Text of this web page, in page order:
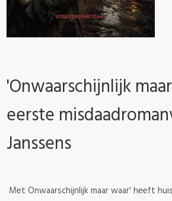
'Onwaarschijnlijk
eerste
Janssens
Met Onwaarschijnlijk maar waar' heeft